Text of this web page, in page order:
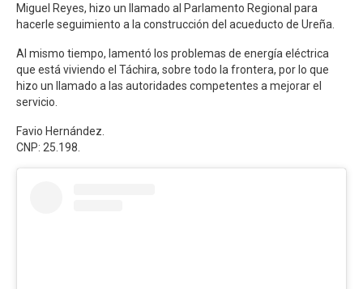
Miguel Reyes, hizo un llamado al Parlamento Regional para
hacerle seguimiento a la construcción del acueducto de Ureña.
Al mismo tiempo, lamentó los problemas de energía eléctrica
que está viviendo el Táchira, sobre todo la frontera, por lo que
hizo un llamado a las autoridades competentes a mejorar el
servicio.
Favio Hernández.
CNP: 25.198.